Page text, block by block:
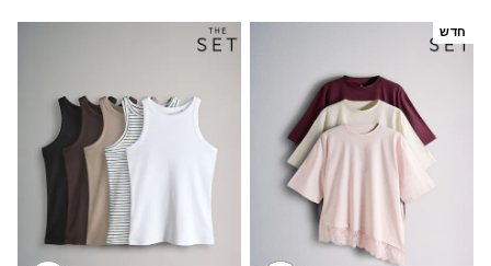
Tracksuits
Holiday Shop
Flower Girl & Bridesmaid Outfits
Toy Story
THE SET
Shop All Footwear
Sandals & Clogs
Baby & Toddler
Boots
Half Sizes
חדש